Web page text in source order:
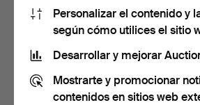
10 días
Estimación
10 días
1 puja
Personalizar el contenido y
según cómo utilices el sitio
Desarrollar y mejorar
Mostrarte y promocionar
contenidos en sitios web